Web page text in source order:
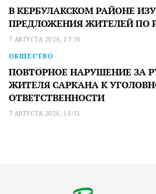
В КЕРБУЛАКСКОМ РАЙОНЕ
ПРЕДЛОЖЕНИЯ ЖИТЕЛЕЙ ПО
7 АВГУСТА 2026, 17:36
ОБЩЕСТВО
ПОВТОРНОЕ НАРУШЕНИЕ ЗА
ЖИТЕЛЯ САРКАНА К
ОТВЕТСТВЕННОСТИ
7 АВГУСТА 2026, 16:51